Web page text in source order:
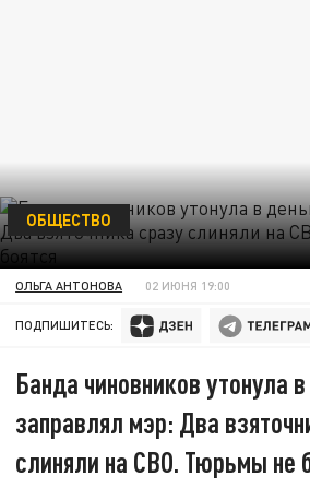
ОБЩЕСТВО
ОЛЬГА АНТОНОВА 02 ИЮНЯ 19:00
ПОДПИШИТЕСЬ:
Банда чиновников утонула
заправлял мэр: Два
слиняли на СВО. Тюрьмы не